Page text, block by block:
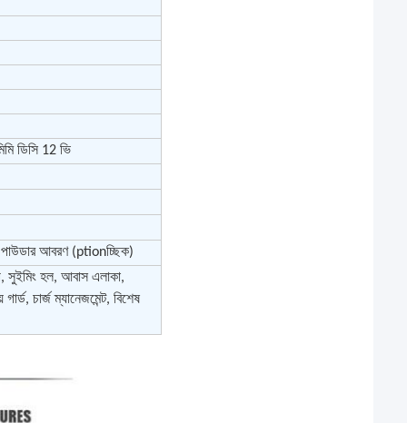
ডিসি 12 ভি
আবরণ (ptionচ্ছিক)
সুইমিং হল, আবাস এলাকা,
চার্জ ম্যানেজমেন্ট, বিশেষ